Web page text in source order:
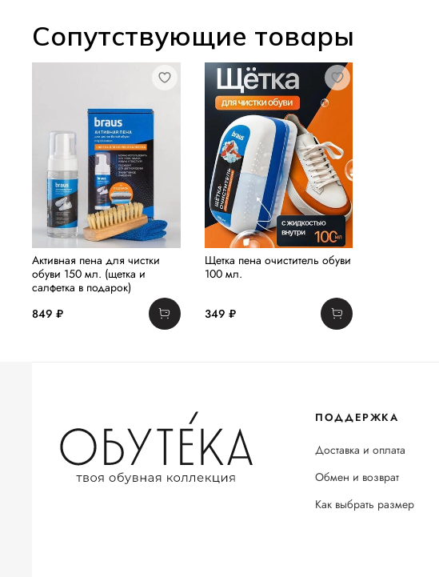
Сопутствующие товары
Активная пена для чистки
обуви 150 мл. (щетка и
салфетка в подарок)
849 ₽
Щетка пена очиститель обуви
100 мл.
349 ₽
ПОДДЕРЖКА
Доставка и оплата
Обмен и возврат
Как выбрать размер